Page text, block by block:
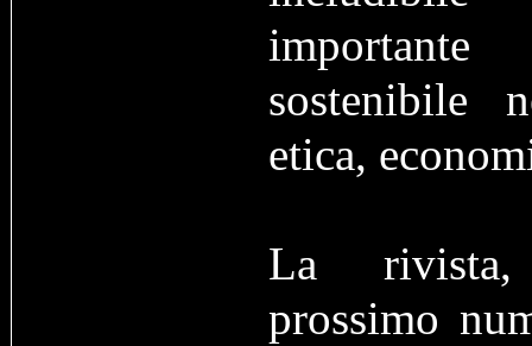
sostenibile
etica,
La
prossimo